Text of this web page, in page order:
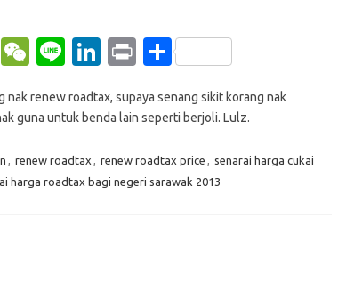
Vi
W
C
at
Li
e
Li
k
dI
n
Pr
t
S
ar
nak renew roadtax, supaya senang sikit korang nak
guna untuk benda lain seperti berjoli. Lulz.
, renew roadtax , renew roadtax price , senarai harga cukai
harga roadtax bagi negeri sarawak 2013